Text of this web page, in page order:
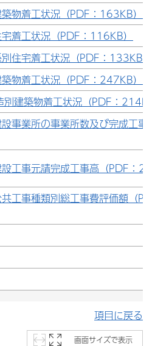
物着工状況（PDF：163KB）
着工状況（PDF：116KB）
住宅着工状況（PDF：133KB）
物着工状況（PDF：247KB）
別建築物着工状況（PDF：
事業所の事業所数及び完成工事
工事元請完成工事高（PDF：
工事種類別総工事費評価額（
項目に戻る
画面サイズで表示